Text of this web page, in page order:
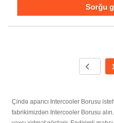
Sorğu
1
Çində aparıcı Intercooler Borusu
fabrikimizdən Intercooler Borusu